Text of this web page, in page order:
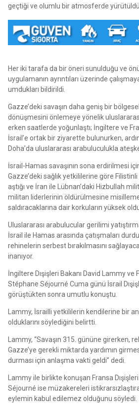
geçtiği ve olumlu bir atmosferde
Her iki tarafa da bir öneri sunulduğu ve
uygulamanın ayrıntıları üzerinde
umdukları bildirildi.
Gazze’deki savaşın daha geniş bir
dönüşmesini önlemeye yönelik
erken saatlerde yoğunlaştı; İngiltere ve
İsrail’e ortak bir ziyarette bulunurken,
Doha’da uluslararası arabuluculukla
İsrail-Hamas savaşının sona erdirilmesi
Gazze’deki sağlık yetkililerine göre Filistinli
aştığı ve İran ile Lübnan’daki Hizbullah
militan liderlerinin öldürülmesine
saldıracaklarına dair korkuların yüksek
Uluslararası arabulucular gerilimi
İsrail ile Hamas arasında çatışmaları
rehinelerin serbest bırakılmasını
inanıyor.
İngiltere Dışişleri Bakanı David Lammy ve
Stéphane Séjourné Cuma günü İsrail
görüştükten sonra umutlu konuştu.
Lammy, İsrailli yetkililerin kendilerine bir
olduklarını söylediğini belirtti.
Lammy, “Savaşın 315. gününe girerken,
Gazze’ye gerekli miktarda yardımın
durması için anlaşma vakti geldi” dedi.
Lammy ile birlikte konuşan Fransa
Séjourné ise müzakereleri
eylemin kabul edilemez olduğunu söyledi.